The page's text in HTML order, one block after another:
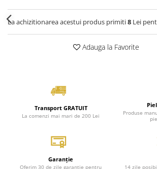
La achizitionarea acestui produs primiti8 Lei
Adauga la Favorite
Transport GRATUIT
La comenzi mai mari de 200 Lei
Produse
Garanție
Oferim 30 de zile garanție pentru
14 zile